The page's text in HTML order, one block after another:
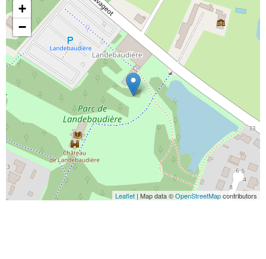
+
−
Leaflet | Map data ©OpenStreetMapcontributors